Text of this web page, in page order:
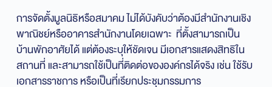
การจัดตั้งมูลนิธิหรือสมาคม ไม่ได้บังคับว่าต้องมีสำนักงานเชิง
พาณิชย์หรืออาคารสำนักงานโดยเฉพาะ ที่ตั้งสามารถเป็น
บ้านพักอาศัยได้ แต่ต้องระบุให้ชัดเจน มีเอกสารแสดงสิทธิใน
สถานที่ และสามารถใช้เป็นที่ติดต่อขององค์กรได้จริง เช่น ใช้รับ
เอกสารราชการ หรือเป็นที่เรียกประชุมกรรมการ